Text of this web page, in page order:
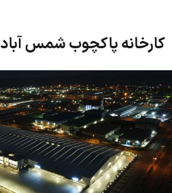
کارخانه پاکچوب شمس آباد